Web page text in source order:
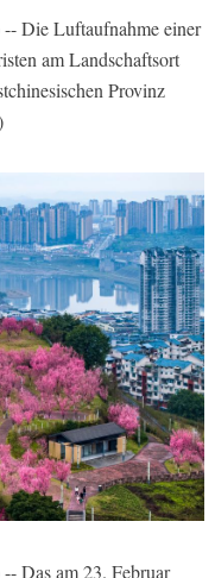
Die Luftaufnahme einer
am Landschaftsort
Provinz
Das am 23. Februar